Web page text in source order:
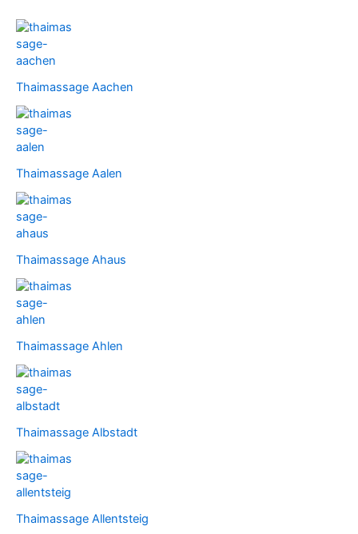
Thaimassage Aachen
Thaimassage Aalen
Thaimassage Ahaus
Thaimassage Ahlen
Thaimassage Albstadt
Thaimassage Allentsteig